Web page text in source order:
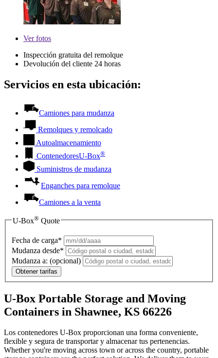
Verfotos
Inspección gratuita del remolque
Devolución del cliente 24 horas
Servicios en esta ubicación:
Camiones para mudanza
Remolques y remolcado
Autoalmacenamiento
ContenedoresU-Box®
Suministros de mudanza
Enganches para remolque
Camiones a la venta
U-Box® Quote
Fecha de carga*
Mudanza desde*
Mudanza a: (opcional)
Obtener tarifas
U-Box Portable Storage and Moving
Containers in Shawnee, KS 66226
Los contenedores U-Box proporcionan una forma conveniente,
flexible y segura de transportar y almacenar tus pertenencias.
Whether you're moving across town or across the country, portable